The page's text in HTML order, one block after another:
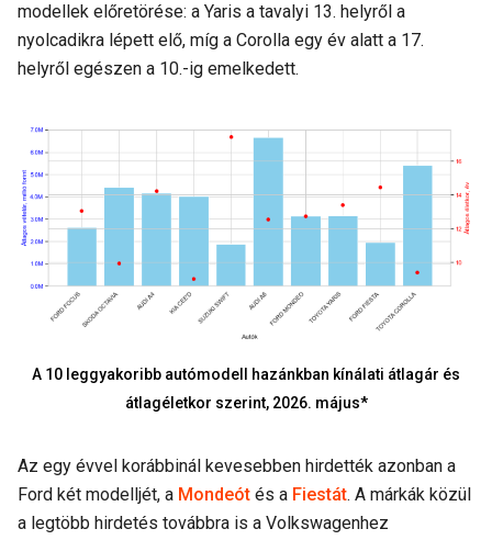
modellek előretörése: a Yaris a tavalyi 13. helyről a
nyolcadikra lépett elő, míg a Corolla egy év alatt a 17.
helyről egészen a 10.-ig emelkedett.
A 10 leggyakoribb autómodell hazánkban kínálati átlagár és
átlagéletkor szerint, 2026. május*
Az egy évvel korábbinál kevesebben hirdették azonban a
Ford két modelljét, a Mondeót és a Fiestát. A márkák közül
a legtöbb hirdetés továbbra is a Volkswagenhez